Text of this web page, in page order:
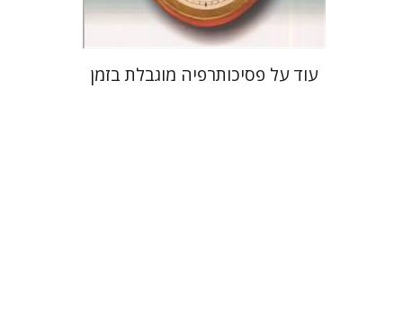
עוד על פסיכותרפיה מוגבלת בזמן